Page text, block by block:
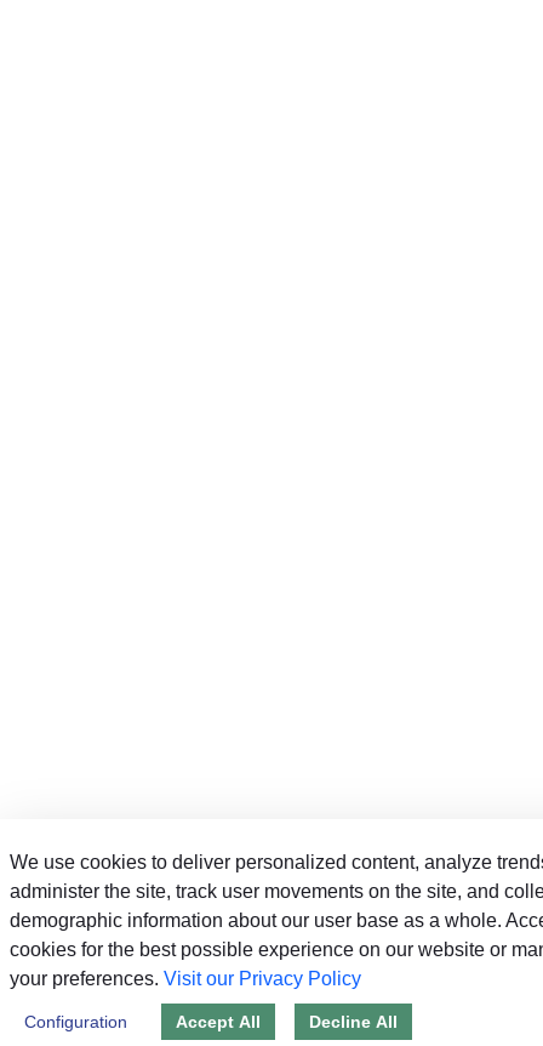
We use cookies to deliver personalized content, analyze
administer the site, track user movements on the site, and
demographic information about our user base as a whole.
cookies for the best possible experience on our website or
your preferences. Visit our Privacy Policy
Configuration Accept All Decline All